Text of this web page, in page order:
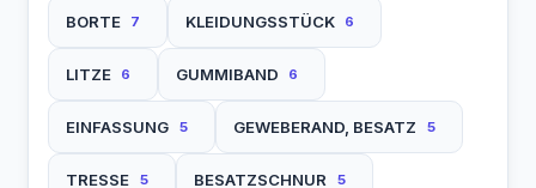
BORTE 7 KLEIDUNGSSTÜCK 6
LITZE 6 GUMMIBAND 6
EINFASSUNG 5 GEWEBERAND, BESATZ 5
TRESSE 5 BESATZSCHNUR 5